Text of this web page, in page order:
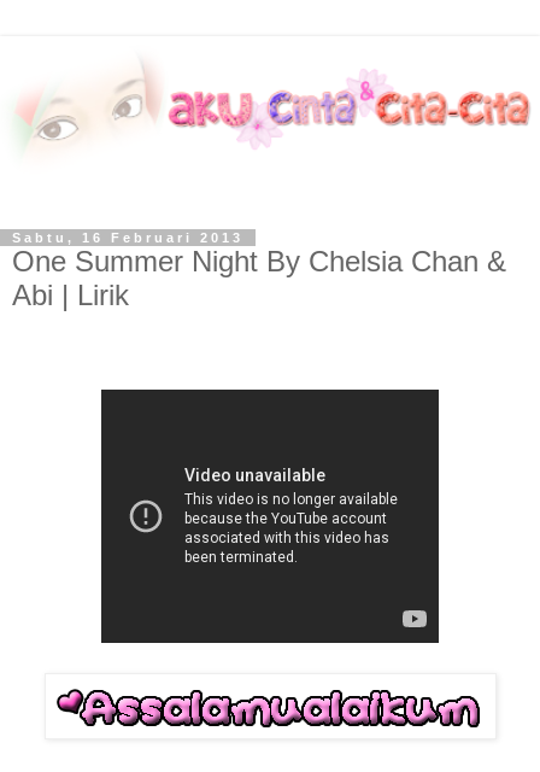
Sabtu, 16 Februari 2013
One Summer Night By Chelsia Chan &
Abi | Lirik